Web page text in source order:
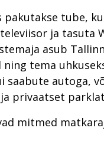
pakutakse tube,
ja tasuta
asub
ning tema
saabute autoga,
privaatset
mitmed